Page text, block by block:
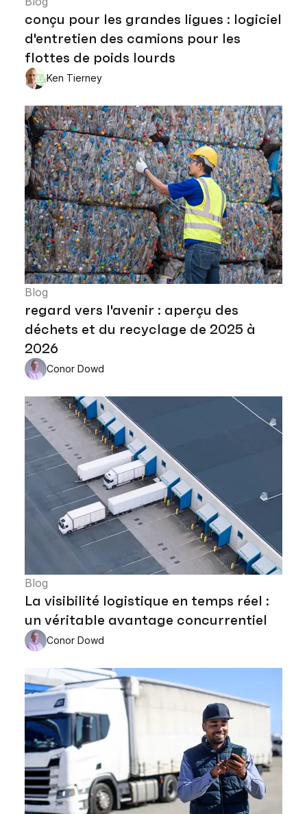
conçu pour les grandes ligues : logiciel
d'entretien des camions pour les
flottes de poids lourds
Ken Tierney
Blog
regard vers l'avenir : aperçu des
déchets et du recyclage de 2025 à
2026
Conor Dowd
Blog
La visibilité logistique en temps réel :
un véritable avantage concurrentiel
Conor Dowd